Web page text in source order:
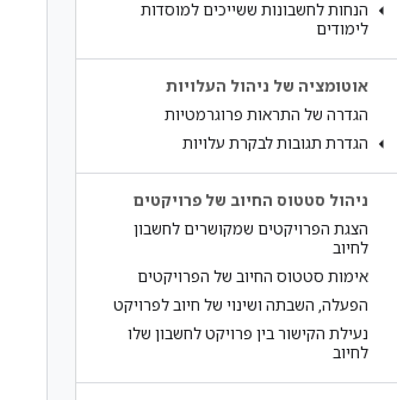
הנחות לחשבונות ששייכים למוסדות
לימודים
אוטומציה של ניהול העלויות
הגדרה של התראות פרוגרמטיות
הגדרת תגובות לבקרת עלויות
ניהול סטטוס החיוב של פרויקטים
הצגת הפרויקטים שמקושרים לחשבון
לחיוב
אימות סטטוס החיוב של הפרויקטים
הפעלה, השבתה ושינוי של חיוב לפרויקט
נעילת הקישור בין פרויקט לחשבון שלו
לחיוב